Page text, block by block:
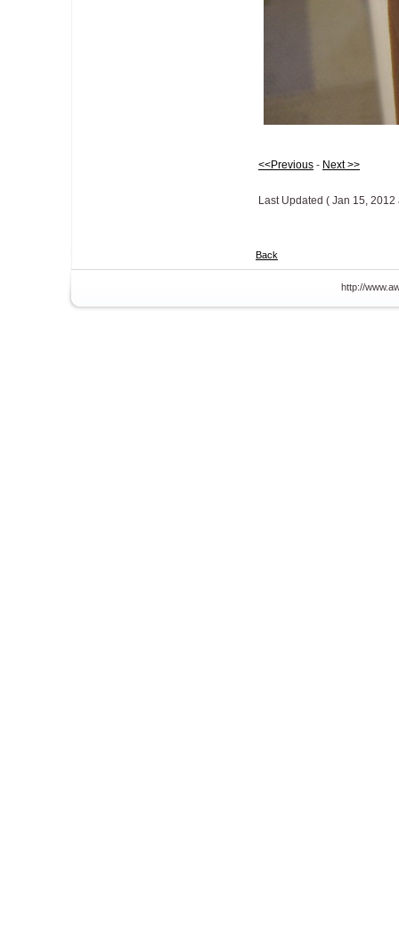
<<Previous - Next >>
Last Updated ( Jan 15, 2012
Back
http://